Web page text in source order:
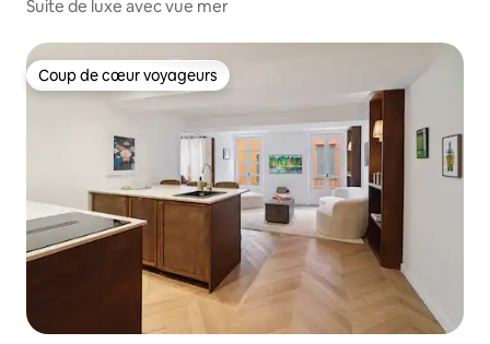
Suite de luxe avec vue mer
Coup de cœur voyageurs
Coup de cœur voyageurs